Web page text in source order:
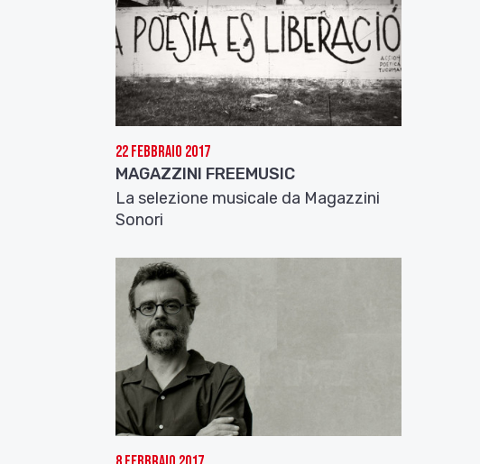
22 Febbraio 2017
MAGAZZINI FREEMUSIC
La selezione musicale da Magazzini
Sonori